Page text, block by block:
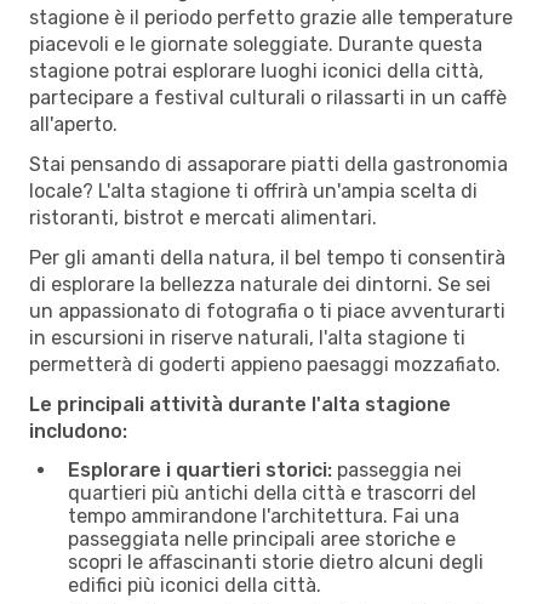
stagione è il periodo perfetto grazie alle temperature
piacevoli e le giornate soleggiate. Durante questa
stagione potrai esplorare luoghi iconici della città,
partecipare a festival culturali o rilassarti in un caffè
all'aperto.
Stai pensando di assaporare piatti della gastronomia
locale? L'alta stagione ti offrirà un'ampia scelta di
ristoranti, bistrot e mercati alimentari.
Per gli amanti della natura, il bel tempo ti consentirà
di esplorare la bellezza naturale dei dintorni. Se sei
un appassionato di fotografia o ti piace avventurarti
in escursioni in riserve naturali, l'alta stagione ti
permetterà di goderti appieno paesaggi mozzafiato.
Le principali attività durante l'alta stagione
includono:
Esplorare i quartieri storici: passeggia nei
quartieri più antichi della città e trascorri del
tempo ammirandone l'architettura. Fai una
passeggiata nelle principali aree storiche e
scopri le affascinanti storie dietro alcuni degli
edifici più iconici della città.